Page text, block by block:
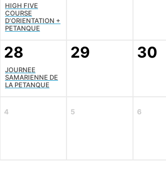
HIGH FIVE
COURSE
D’ORIENTATION +
PETANQUE
28
JOURNEE
SAMARIENNE DE
LA PETANQUE
29 30
4 5 6